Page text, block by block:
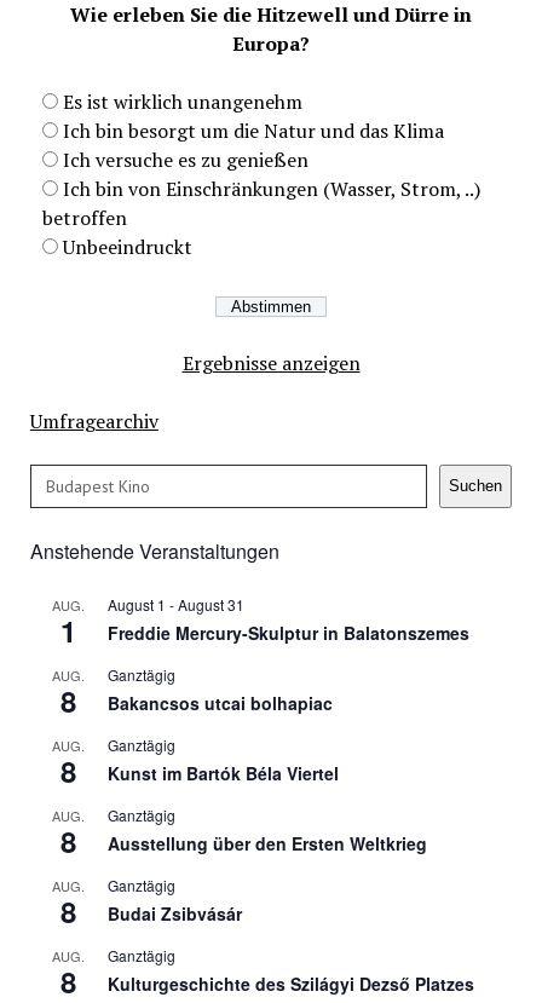
Wie erleben Sie die Hitzewell und Dürre in
Europa?
Es ist wirklich unangenehm
Ich bin besorgt um die Natur und das Klima
Ich versuche es zu genießen
Ich bin von Einschränkungen (Wasser, Strom, ..)
betroffen
Unbeeindruckt
Ergebnisse anzeigen
Umfragearchiv
Suchen Suchen
Anstehende Veranstaltungen
AUG.
1
August 1 -August 31
Freddie Mercury-Skulptur in Balatonszemes
AUG.
8
Ganztägig
Bakancsos utcai bolhapiac
AUG.
8
Ganztägig
Kunst im Bartók Béla Viertel
AUG.
8
Ganztägig
Ausstellung über den Ersten Weltkrieg
AUG.
8
Ganztägig
Budai Zsibvásár
AUG.
8
Ganztägig
Kulturgeschichte des Szilágyi Dezső Platzes